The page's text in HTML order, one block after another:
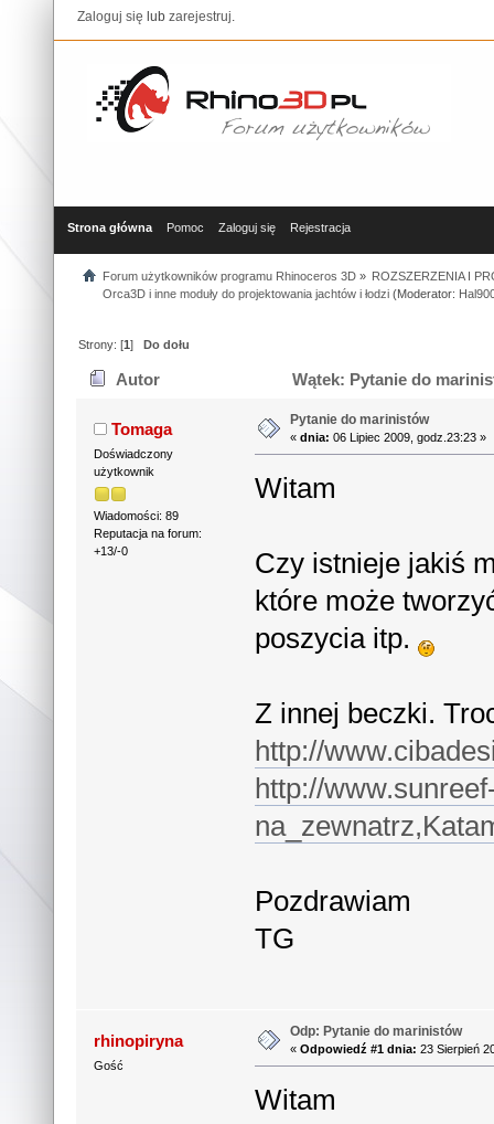
Zaloguj się lub zarejestruj.
Strona główna Pomoc Zaloguj się Rejestracja
Forum użytkowników programu Rhinoceros 3D» ROZSZERZENIA I
Orca3D i inne moduły do projektowania jachtów i łodzi(Moderator:
Strony: [1]Do dołu
Autor Wątek: Pytanie do
Tomaga
Doświadczony
użytkownik
Wiadomości: 89
Reputacja na forum:
+13/-0
Pytanie do marinistów
«dnia: 06 Lipiec 2009, godz.23:23 »
Witam
Czy istnieje jakiś
które może
poszycia itp.
Z innej beczki.
http://
http://
Pozdrawiam
TG
rhinopiryna
Gość
Odp: Pytanie do marinistów
«Odpowiedź #1 dnia: 23 Sierpień
Witam